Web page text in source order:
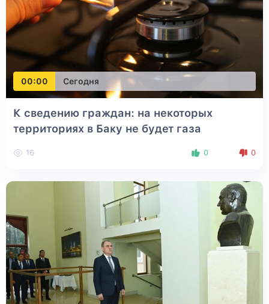
00:00 Сегодня
К сведению граждан: на некоторых
территориях в Баку не будет газа
16 0 0